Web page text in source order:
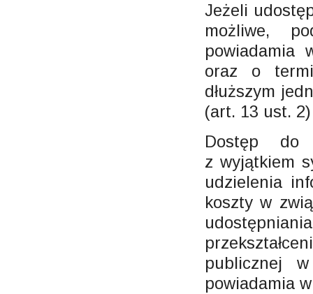
Jeżeli
możliwe,
powiadamia
oraz o
dłuższym
(art. 13 ust. 2)
Dostęp do
z wyjątkiem
udzielenia
koszty w
publicznej
powiadamia